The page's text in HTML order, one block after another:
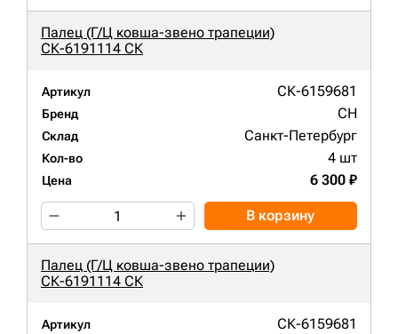
Палец (Г/Ц ковша-звено трапеции)
СК-6191114 СК
Артикул СК-6159681
Бренд CH
Склад Санкт-Петербург
Кол-во 4 шт
Цена 6 300 ₽
В корзину
Палец (Г/Ц ковша-звено трапеции)
СК-6191114 СК
Артикул СК-6159681